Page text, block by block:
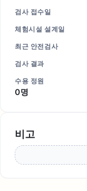
검사 접수일
체험시설 설계일
최근 안전검사
검사 결과
수용 정원
0명
비고